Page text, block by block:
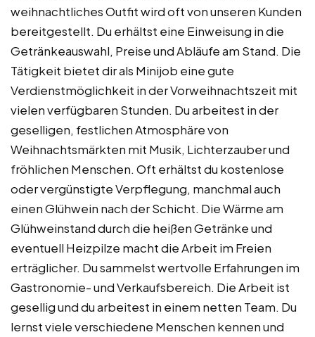
weihnachtliches Outfit wird oft von unseren Kunden
bereitgestellt. Du erhältst eine Einweisung in die
Getränkeauswahl, Preise und Abläufe am Stand. Die
Tätigkeit bietet dir als Minijob eine gute
Verdienstmöglichkeit in der Vorweihnachtszeit mit
vielen verfügbaren Stunden. Du arbeitest in der
geselligen, festlichen Atmosphäre von
Weihnachtsmärkten mit Musik, Lichterzauber und
fröhlichen Menschen. Oft erhältst du kostenlose
oder vergünstigte Verpflegung, manchmal auch
einen Glühwein nach der Schicht. Die Wärme am
Glühweinstand durch die heißen Getränke und
eventuell Heizpilze macht die Arbeit im Freien
erträglicher. Du sammelst wertvolle Erfahrungen im
Gastronomie- und Verkaufsbereich. Die Arbeit ist
gesellig und du arbeitest in einem netten Team. Du
lernst viele verschiedene Menschen kennen und